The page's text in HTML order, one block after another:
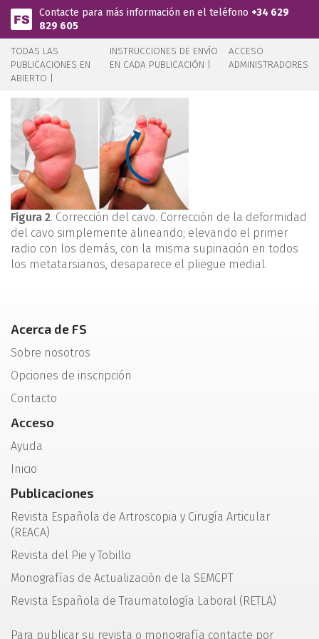
Pasar al contenido principal
Contacte para más información en el teléfono +34 629
829 605
TODAS LAS
PUBLICACIONES EN
ABIERTO |
INSTRUCCIONES DE ENVÍO
EN CADA PUBLICACIÓN |
ACCESO
ADMINISTRADORES
Figura 2. Corrección del cavo. Corrección de la deformidad
del cavo simplemente alineando; elevando el primer
radio con los demás, con la misma supinación en todos
los metatarsianos, desaparece el pliegue medial.
Acerca de FS
Sobre nosotros
Opciones de inscripción
Contacto
Acceso
Ayuda
Inicio
Publicaciones
Revista Española de Artroscopia y Cirugía Articular
(REACA)
Revista del Pie y Tobillo
Monografías de Actualización de la SEMCPT
Revista Española de Traumatología Laboral (RETLA)
Para publicar su revista o monografía contacte por